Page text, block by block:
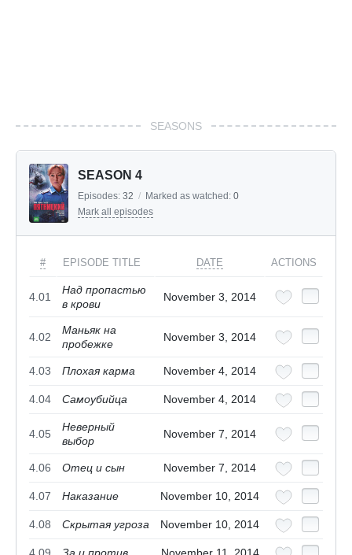
SEASONS
SEASON 4
Episodes: 32 / Marked as watched: 0
Mark all episodes
# EPISODE TITLE DATE ACTIONS
4.01
Над пропастью
в крови
November 3, 2014
4.02
Маньяк на
пробежке
November 3, 2014
4.03 Плохая карма November 4, 2014
4.04 Самоубийца November 4, 2014
4.05
Неверный
выбор
November 7, 2014
4.06 Отец и сын November 7, 2014
4.07 Наказание November 10, 2014
4.08 Скрытая угроза November 10, 2014
4.09 За и против November 11, 2014